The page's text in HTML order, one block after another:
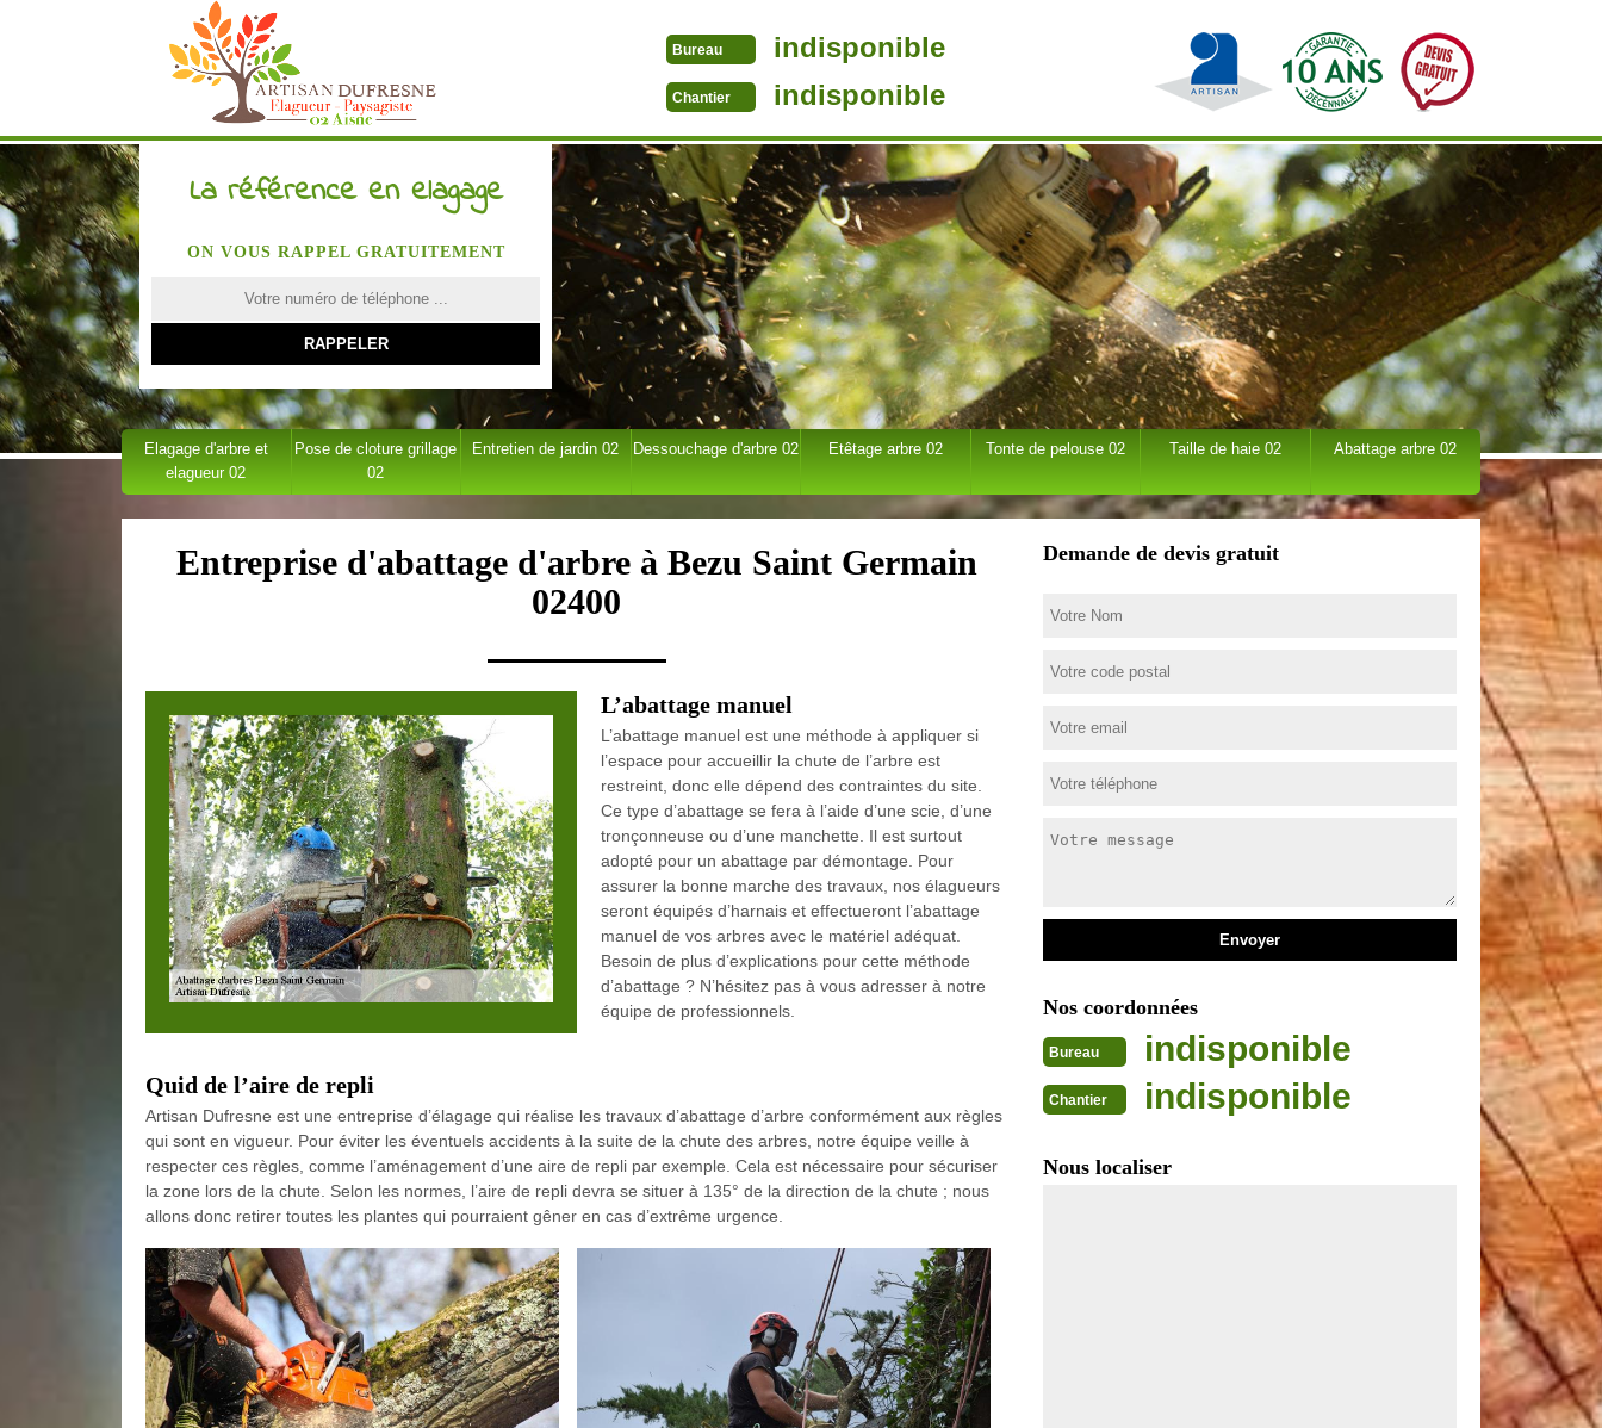
Bureau indisponible
Chantier indisponible
La référence en elagage
ON VOUS RAPPEL GRATUITEMENT
Elagage d'arbre et
elagueur 02
Pose de cloture grillage
02
Entretien de jardin 02 Dessouchage d'arbre 02 Etêtage arbre 02 Tonte de pelouse 02 Taille de haie 02 Abattage arbre 02
Entreprise d'abattage d'arbre à Bezu Saint Germain
02400
L’abattage manuel
L’abattage manuel est une méthode à appliquer si
l’espace pour accueillir la chute de l’arbre est
restreint, donc elle dépend des contraintes du site.
Ce type d’abattage se fera à l’aide d’une scie, d’une
tronçonneuse ou d’une manchette. Il est surtout
adopté pour un abattage par démontage. Pour
assurer la bonne marche des travaux, nos élagueurs
seront équipés d’harnais et effectueront l’abattage
manuel de vos arbres avec le matériel adéquat.
Besoin de plus d’explications pour cette méthode
d’abattage ? N’hésitez pas à vous adresser à notre
équipe de professionnels.
Quid de l’aire de repli
Artisan Dufresne est une entreprise d’élagage qui réalise les travaux d’abattage d’arbre conformément aux règles
qui sont en vigueur. Pour éviter les éventuels accidents à la suite de la chute des arbres, notre équipe veille à
respecter ces règles, comme l’aménagement d’une aire de repli par exemple. Cela est nécessaire pour sécuriser
la zone lors de la chute. Selon les normes, l’aire de repli devra se situer à 135° de la direction de la chute ; nous
allons donc retirer toutes les plantes qui pourraient gêner en cas d’extrême urgence.
Demande de devis gratuit
Nos coordonnées
Bureau indisponible
Chantier indisponible
Nous localiser